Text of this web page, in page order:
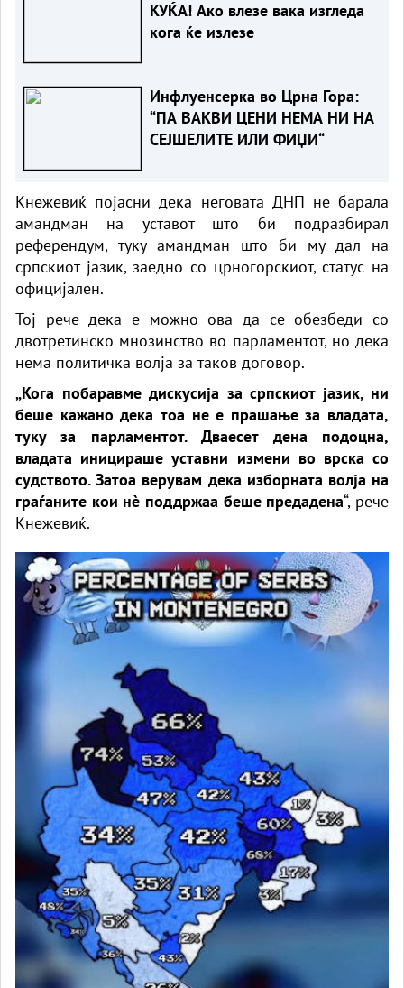
КУЌА! Ако влезе вака изгледа
кога ќе излезе
Инфлуенсерка во Црна Гора:
“ПА ВАКВИ ЦЕНИ НЕМА НИ НА
СЕЈШЕЛИТЕ ИЛИ ФИЏИ“
Кнежевиќ појасни дека неговата ДНП не барала
амандман на уставот што би подразбирал
референдум, туку амандман што би му дал на
српскиот јазик, заедно со црногорскиот, статус на
официјален.
Тој рече дека е можно ова да се обезбеди со
двотретинско мнозинство во парламентот, но дека
нема политичка волја за таков договор.
„Кога побаравме дискусија за српскиот јазик, ни
беше кажано дека тоа не е прашање за владата,
туку за парламентот. Дваесет дена подоцна,
владата иницираше уставни измени во врска со
судството. Затоа верувам дека изборната волја на
граѓаните кои нè поддржаа беше предадена“, рече
Кнежевиќ.